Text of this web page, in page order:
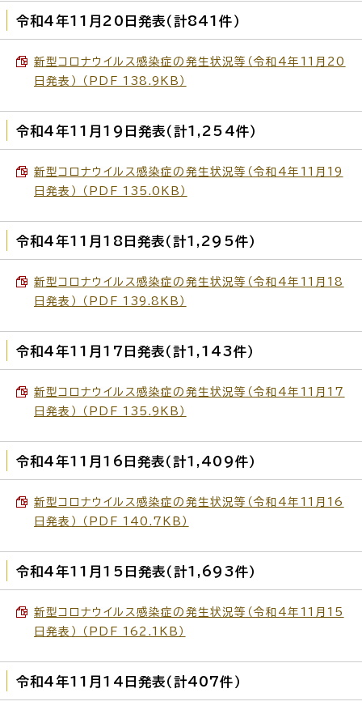
令和4年11月20日発表（計841件）
新型コロナウイルス感染症の発生状況等（令和4年11月20
日発表） （PDF 138.9KB）
令和4年11月19日発表（計1,254件）
新型コロナウイルス感染症の発生状況等（令和4年11月19
日発表） （PDF 135.0KB）
令和4年11月18日発表（計1,295件）
新型コロナウイルス感染症の発生状況等（令和4年11月18
日発表） （PDF 139.8KB）
令和4年11月17日発表（計1,143件）
新型コロナウイルス感染症の発生状況等（令和4年11月17
日発表） （PDF 135.9KB）
令和4年11月16日発表（計1,409件）
新型コロナウイルス感染症の発生状況等（令和4年11月16
日発表） （PDF 140.7KB）
令和4年11月15日発表（計1,693件）
新型コロナウイルス感染症の発生状況等（令和4年11月15
日発表） （PDF 162.1KB）
令和4年11月14日発表（計407件）